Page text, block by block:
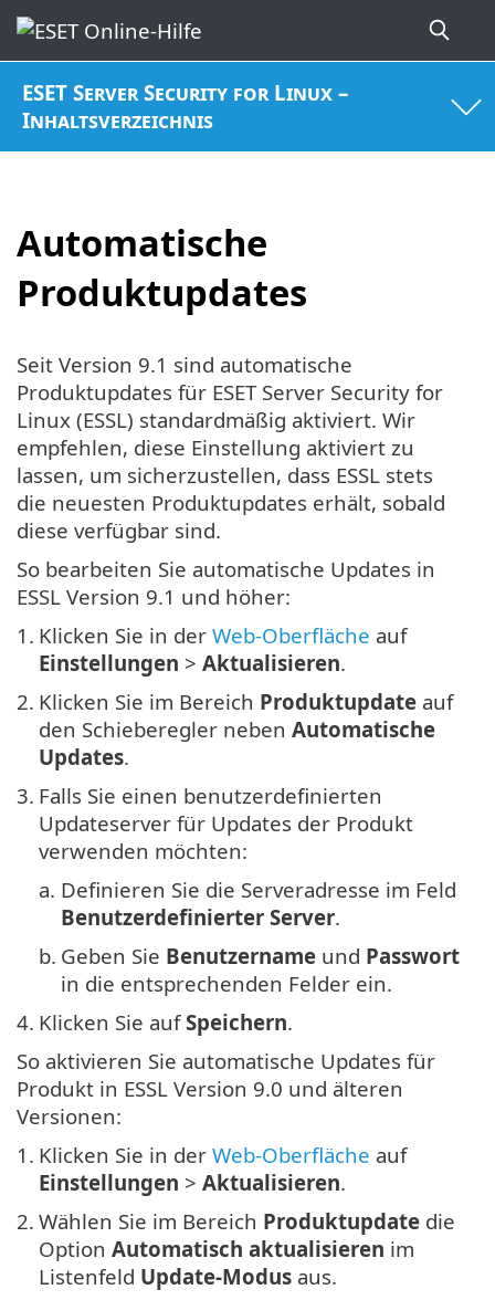
ESET Server Security for Linux –
Inhaltsverzeichnis
Automatische
Produktupdates
Seit Version 9.1 sind automatische
Produktupdates für ESET Server Security for
Linux (ESSL) standardmäßig aktiviert. Wir
empfehlen, diese Einstellung aktiviert zu
lassen, um sicherzustellen, dass ESSL stets
die neuesten Produktupdates erhält, sobald
diese verfügbar sind.
So bearbeiten Sie automatische Updates in
ESSL Version 9.1 und höher:
1. Klicken Sie in der Web-Oberfläche auf
Einstellungen > Aktualisieren.
2. Klicken Sie im Bereich Produktupdate auf
den Schieberegler neben Automatische
Updates.
3. Falls Sie einen benutzerdefinierten
Updateserver für Updates der Produkt
verwenden möchten:
a. Definieren Sie die Serveradresse im Feld
Benutzerdefinierter Server.
b. Geben Sie Benutzername und Passwort
in die entsprechenden Felder ein.
4. Klicken Sie aufSpeichern.
So aktivieren Sie automatische Updates für
Produkt in ESSL Version 9.0 und älteren
Versionen:
1. Klicken Sie in der Web-Oberfläche auf
Einstellungen > Aktualisieren.
2. Wählen Sie im Bereich Produktupdate die
Option Automatisch aktualisieren im
Listenfeld Update-Modus aus.